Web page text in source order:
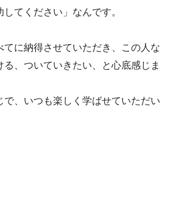
てください」なんです。
てに納得させていただき、この人な
る、ついていきたい、と心底感じま
で、いつも楽しく学ばせていただい